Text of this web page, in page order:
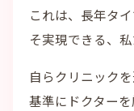
これは、長年タ
そ実現できる、
自らクリニック
基準にドクター